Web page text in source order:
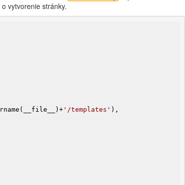
vytvorenie stránky.
'/templates' ),